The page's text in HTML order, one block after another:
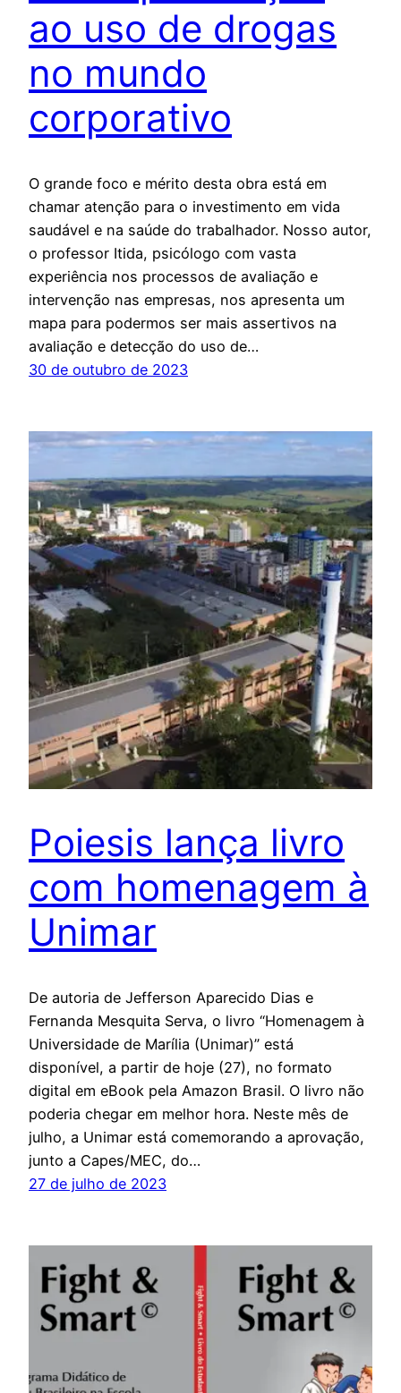
ao uso de drogas
no mundo
corporativo
O grande foco e mérito desta obra está em
chamar atenção para o investimento em vida
saudável e na saúde do trabalhador. Nosso autor,
o professor Itida, psicólogo com vasta
experiência nos processos de avaliação e
intervenção nas empresas, nos apresenta um
mapa para podermos ser mais assertivos na
avaliação e detecção do uso de…
30 de outubro de 2023
Poiesis lança livro
com homenagem à
Unimar
De autoria de Jefferson Aparecido Dias e
Fernanda Mesquita Serva, o livro “Homenagem à
Universidade de Marília (Unimar)” está
disponível, a partir de hoje (27), no formato
digital em eBook pela Amazon Brasil. O livro não
poderia chegar em melhor hora. Neste mês de
julho, a Unimar está comemorando a aprovação,
junto a Capes/MEC, do…
27 de julho de 2023